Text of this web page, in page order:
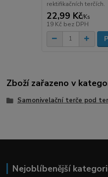
rektifikačních terčích.
22,99 Kč/Ks
19 Kč bez DPH
Zboží zařazeno v
Samonivelační terče pod
Nejoblíbenější